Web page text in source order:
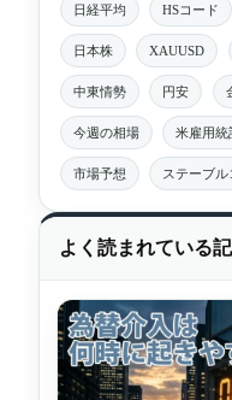
日経平均 HSコード
日本株 XAUUSD
中東情勢 円安
今週の相場 米雇用統
市場予想 ステーブル
よく読まれている